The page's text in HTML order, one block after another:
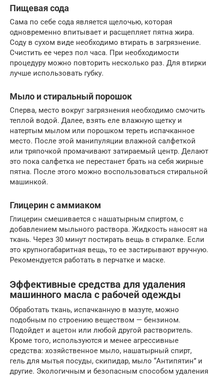
Пищевая сода
Сама по себе сода является щелочью, которая
одновременно впитывает и расщепляет пятна жира.
Соду в сухом виде необходимо втирать в загрязнение.
Счистить ее через пол часа. При необходимости
процедуру можно повторить несколько раз. Для втирки
лучше использовать губку.
Мыло и стиральный порошок
Сперва, место вокруг загрязнения необходимо смочить
теплой водой. Далее, взять еле влажную щетку и
натертым мылом или порошком тереть испачканное
место. После этой манипуляции влажной салфеткой
или тряпочкой промачивают затираемый центр. Делают
это пока салфетка не перестанет брать на себя жирные
пятна. После этого можно воспользоваться стиральной
машинкой.
Глицерин с аммиаком
Глицерин смешивается с нашатырным спиртом, с
добавлением мыльного раствора. Жидкость наносят на
ткань. Через 30 минут постирать вещь в стиралке. Если
это крупногабаритная вещь, то ее застирывают вручную.
Рекомендуется работать в перчатке и маске.
Эффективные средства для удаления
машинного масла с рабочей одежды
Обработать ткань, испачканную в мазуте, можно
подобным по строению веществом — бензином.
Подойдет и ацетон или любой другой растворитель.
Кроме того, используются и менее агрессивные
средства: хозяйственное мыло, нашатырный спирт,
гель для мытья посуды, скипидар, мыло “Антипятин” и
другие. Экологичным и безопасным способом удаления